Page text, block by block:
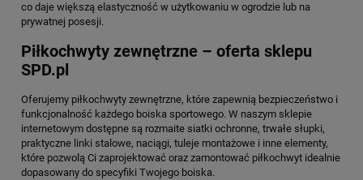
co daje większą elastyczność w użytkowaniu w ogrodzie lub na
prywatnej posesji.
Piłkochwyty zewnętrzne – oferta sklepu
SPD.pl
Oferujemy piłkochwyty zewnętrzne, które zapewnią bezpieczeństwo i
funkcjonalność każdego boiska sportowego. W naszym sklepie
internetowym dostępne są rozmaite siatki ochronne, trwałe słupki,
praktyczne linki stalowe, naciągi, tuleje montażowe i inne elementy,
które pozwolą Ci zaprojektować oraz zamontować piłkochwyt idealnie
dopasowany do specyfiki Twojego boiska.